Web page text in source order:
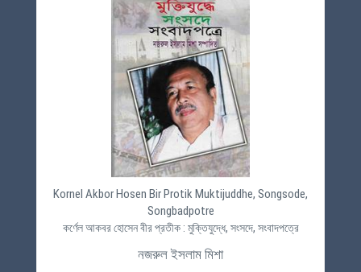
Kornel Akbor Hosen Bir Protik Muktijuddhe, Songsode,
Songbadpotre
কর্ণেল আকবর হোসেন বীর প্রতীক : মুক্তিযুদ্ধে, সংসদে, সংবাদপত্রে
নজরুল ইসলাম মিশা